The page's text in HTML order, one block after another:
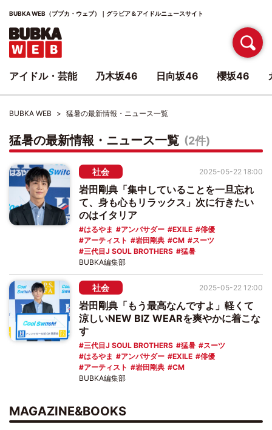
BUBKA WEB（ブブカ・ウェブ）｜グラビア＆アイドルニュースサイト
BUBKA WEB 猛暑の最新情報・ニュース一覧
猛暑の最新情報・ニュース一覧 (2件)
社会
岩田剛典「集中していることを一旦忘れ
て、身も心もリラックス」次に行きたい
のはイタリア
はるやま アンバサダー EXILE
俳優
アーティスト
岩田剛典 CM
スーツ
三代目J SOUL BROTHERS
猛暑
2025-05-22 18:00
BUBKA編集部
社会
岩田剛典「もう最高なんですよ」軽くて
涼しいNEW BIZ WEARを爽やかに着こな
す
三代目J SOUL BROTHERS 猛暑
スーツ
はるやま
アンバサダー EXILE
俳優
アーティスト
岩田剛典 CM
2025-05-22 12:00
BUBKA編集部
MAGAZINE&BOOKS
アイドル・芸能 乃木坂46 日向坂46 櫻坂46